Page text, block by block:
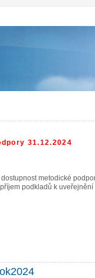
31.12.2024
metodické
podkladů k uveřejnění